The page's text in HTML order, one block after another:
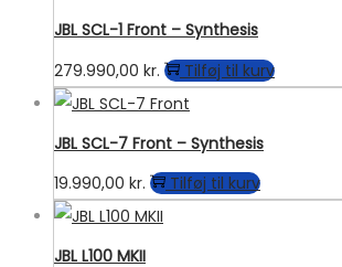
JBL SCL-1 Front – Synthesis
279.990,00 kr. Tilføj til kurv
JBL SCL-7 Front – Synthesis
19.990,00 kr. Tilføj til kurv
JBL L100 MKII